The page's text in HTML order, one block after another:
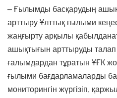
– Ғылымды басқарудың
арттыру Ұлттық ғылыми
жаңғырту арқылы
ашықтығын арттыруды талап
ғалымдардан тұратын ҰҒК
ғылыми бағдарламаларды
мониторингін жүргізіп,